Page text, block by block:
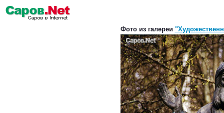
Фото из галереи